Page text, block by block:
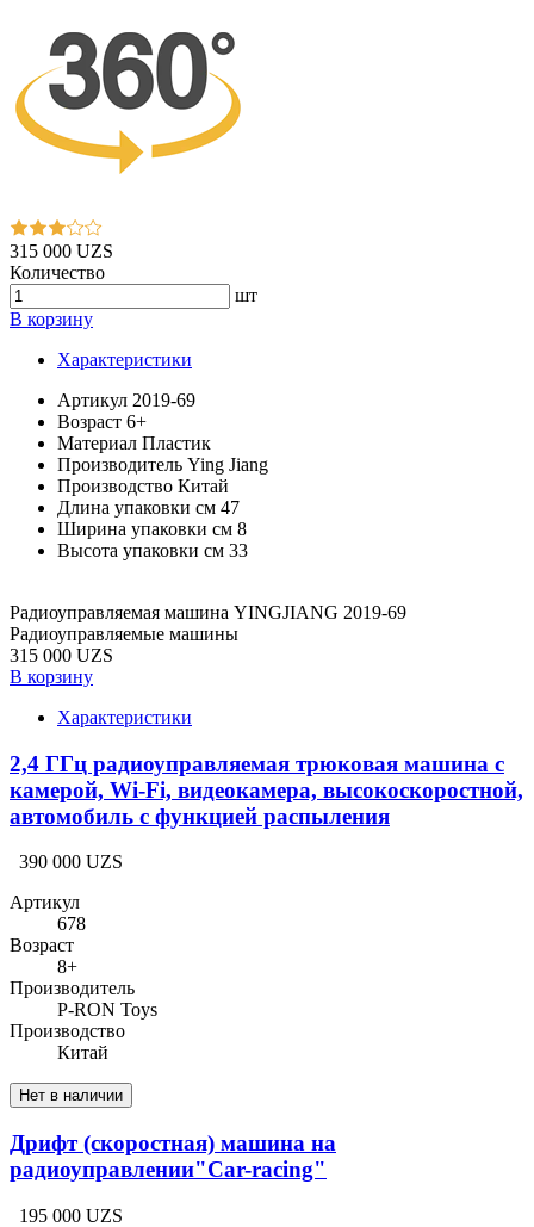
315 000 UZS
Количество
шт
В корзину
Характеристики
Артикул 2019-69
Возраст 6+
Материал Пластик
Производитель Ying Jiang
Производство Китай
Длина упаковки см 47
Ширина упаковки см 8
Высота упаковки см 33
Радиоуправляемая машина YINGJIANG 2019-69
Радиоуправляемые машины
315 000 UZS
В корзину
Характеристики
2,4 ГГц радиоуправляемая трюковая машина с
камерой, Wi-Fi, видеокамера, высокоскоростной,
автомобиль с функцией распыления
390 000 UZS
Артикул
678
Возраст
8+
Производитель
P-RON Toys
Производство
Китай
Нет в наличии
Дрифт (скоростная) машина на
радиоуправлении"Car-racing"
195 000 UZS